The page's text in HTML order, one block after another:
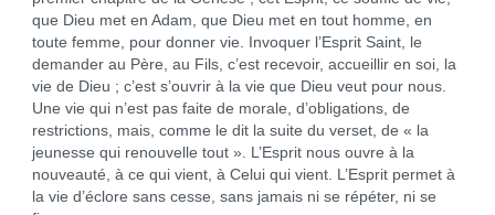
que Dieu met en Adam, que Dieu met en tout homme, en
toute femme, pour donner vie. Invoquer l’Esprit Saint, le
demander au Père, au Fils, c’est recevoir, accueillir en soi, la
vie de Dieu ; c’est s’ouvrir à la vie que Dieu veut pour nous.
Une vie qui n’est pas faite de morale, d’obligations, de
restrictions, mais, comme le dit la suite du verset, de « la
jeunesse qui renouvelle tout ». L’Esprit nous ouvre à la
nouveauté, à ce qui vient, à Celui qui vient. L’Esprit permet à
la vie d’éclore sans cesse, sans jamais ni se répéter, ni se